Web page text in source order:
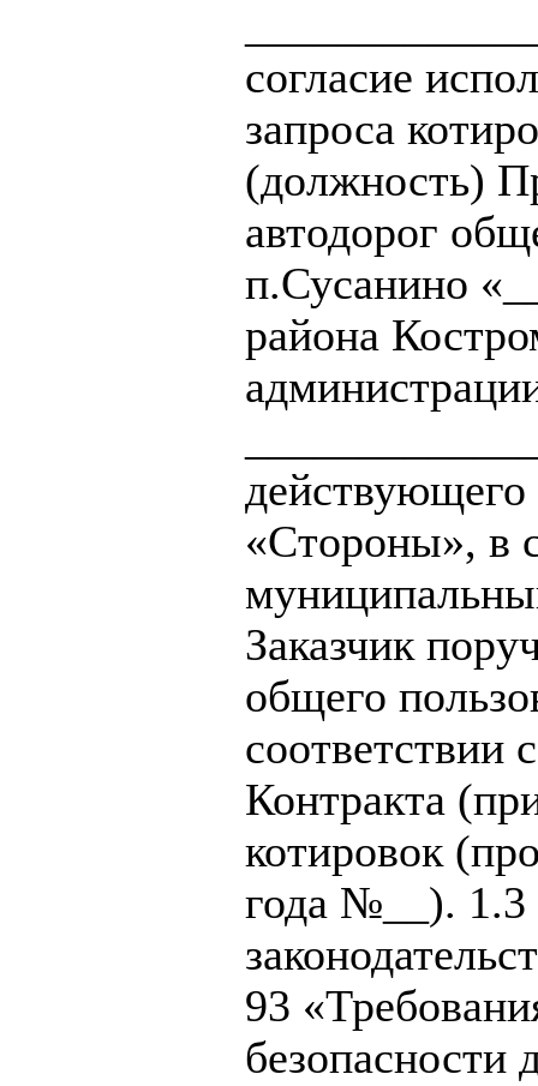
согласие
запроса
(должность)
автодорог
п.Сусанино
района
«Стороны», в
Заказчик
общего
соответствии
Контракта
котировок
года №__). 1.3
93